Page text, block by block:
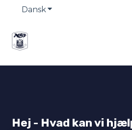
DanskVis undermenu for
Hej - Hvad kan vi